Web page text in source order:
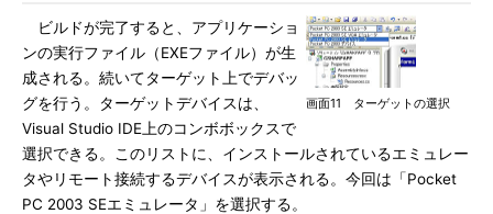
画面11 ターゲットの選択
ビルドが完了すると、アプリケーショ
ンの実行ファイル（EXEファイル）が生
成される。続いてターゲット上でデバッ
グを行う。ターゲットデバイスは、
Visual Studio IDE上のコンボボックスで
選択できる。このリストに、インストールされているエミュレー
タやリモート接続するデバイスが表示される。今回は「Pocket
PC 2003 SEエミュレータ」を選択する。